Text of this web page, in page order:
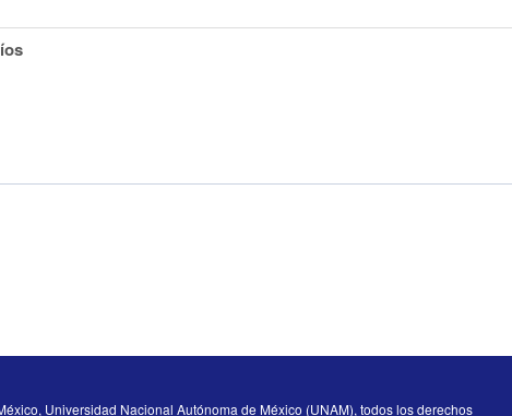
Universidad Nacional Autónoma de México (UNAM), todos los derechos